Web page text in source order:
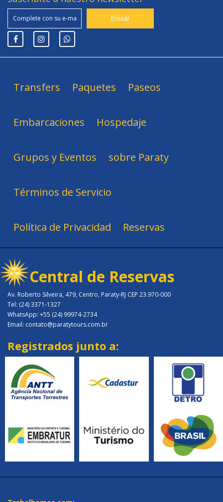
Transfers Paquetes Paseos
Embarcaciones Hospedaje
Grupos y Eventos sobre Paraty
Términos de Servicio
Política de Privacidad Reservas
Central de Reservas
Av. Roberto Silveira, 479, Centro, Paraty-RJ CEP 23.970-000
Tel: (24) 3371-1327
WhatsApp: +55 (24) 99974-2734
Email: contato@paratytours.com.br
Registrados junto a: